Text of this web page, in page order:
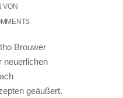
VON
Brouwer
neuerlichen
geäußert.